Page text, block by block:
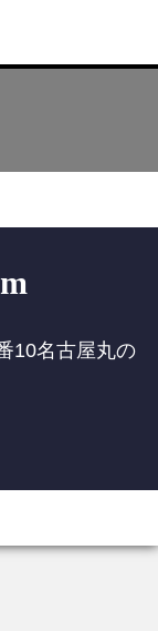
10名古屋丸の